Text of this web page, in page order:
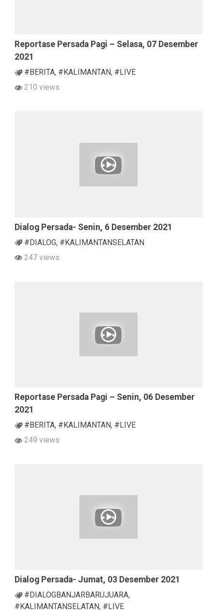
Reportase Persada Pagi – Selasa, 07 Desember
2021
#BERITA, #KALIMANTAN, #LIVE
210 views
Dialog Persada- Senin, 6 Desember 2021
#DIALOG, #KALIMANTANSELATAN
247 views
Reportase Persada Pagi – Senin, 06 Desember
2021
#BERITA, #KALIMANTAN, #LIVE
249 views
Dialog Persada- Jumat, 03 Desember 2021
#DIALOGBANJARBARUJUARA,
#KALIMANTANSELATAN, #LIVE